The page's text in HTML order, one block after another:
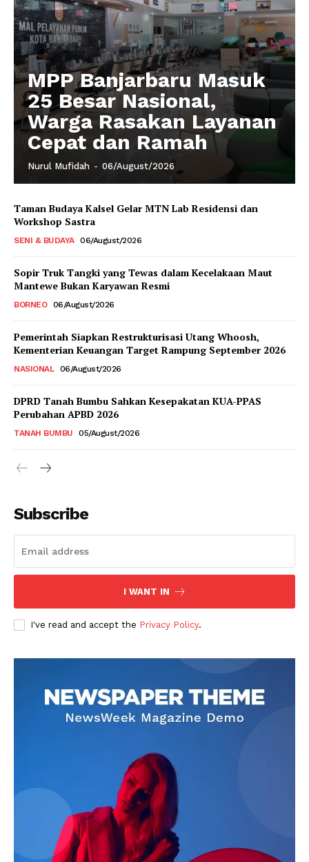
MPP Banjarbaru Masuk
25 Besar Nasional,
Warga Rasakan Layanan
Cepat dan Ramah
Nurul Mufidah - 06/August/2026
Taman Budaya Kalsel Gelar MTN Lab Residensi dan
Workshop Sastra
SENI & BUDAYA 06/August/2026
Sopir Truk Tangki yang Tewas dalam Kecelakaan Maut
Mantewe Bukan Karyawan Resmi
BORNEO 06/August/2026
Pemerintah Siapkan Restrukturisasi Utang Whoosh,
Kementerian Keuangan Target Rampung September 2026
NASIONAL 06/August/2026
DPRD Tanah Bumbu Sahkan Kesepakatan KUA-PPAS
Perubahan APBD 2026
TANAH BUMBU 05/August/2026
Subscribe
I WANT IN
I've read and accept the Privacy Policy.